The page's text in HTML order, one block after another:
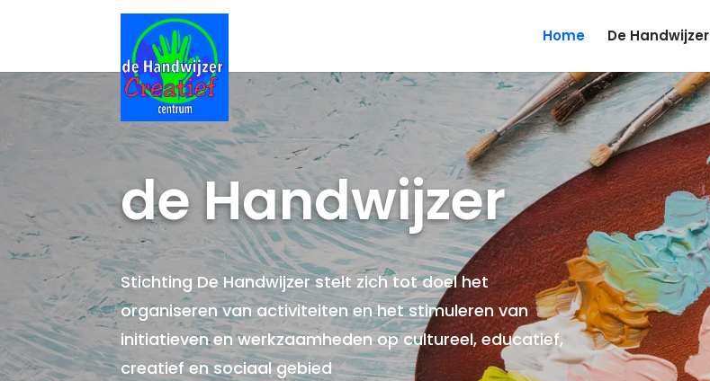
Home De Handwijzer
de Handwijzer
Stichting De Handwijzer stelt zich tot doel het
organiseren van activiteiten en het stimuleren van
initiatieven en werkzaamheden op cultureel, educatief,
creatief en sociaal gebied